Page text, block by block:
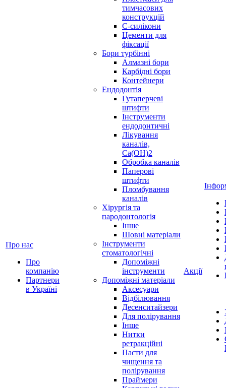
Про нас
Про
компанію
Партнери
в Україні
тимчасових
конструкцій
С-силікони
Цементи для
фіксації
Бори турбінні
Алмазні бори
Карбідні бори
Контейнери
Ендодонтія
Гутаперчеві
штифти
Інструменти
ендодонтичні
Лікування
каналів,
Ca(OH)2
Обробка каналів
Паперові
штифти
Пломбування
каналів
Хірургія та
пародонтологія
Інше
Шовні матеріали
Інструменти
стоматологічні
Допоміжні
інструменти
Допоміжні матеріали
Аксесуари
Відбілювання
Десенситайзери
Для полірування
Інше
Нитки
ретракційні
Пасти для
чищення та
полірування
Праймери
Акції